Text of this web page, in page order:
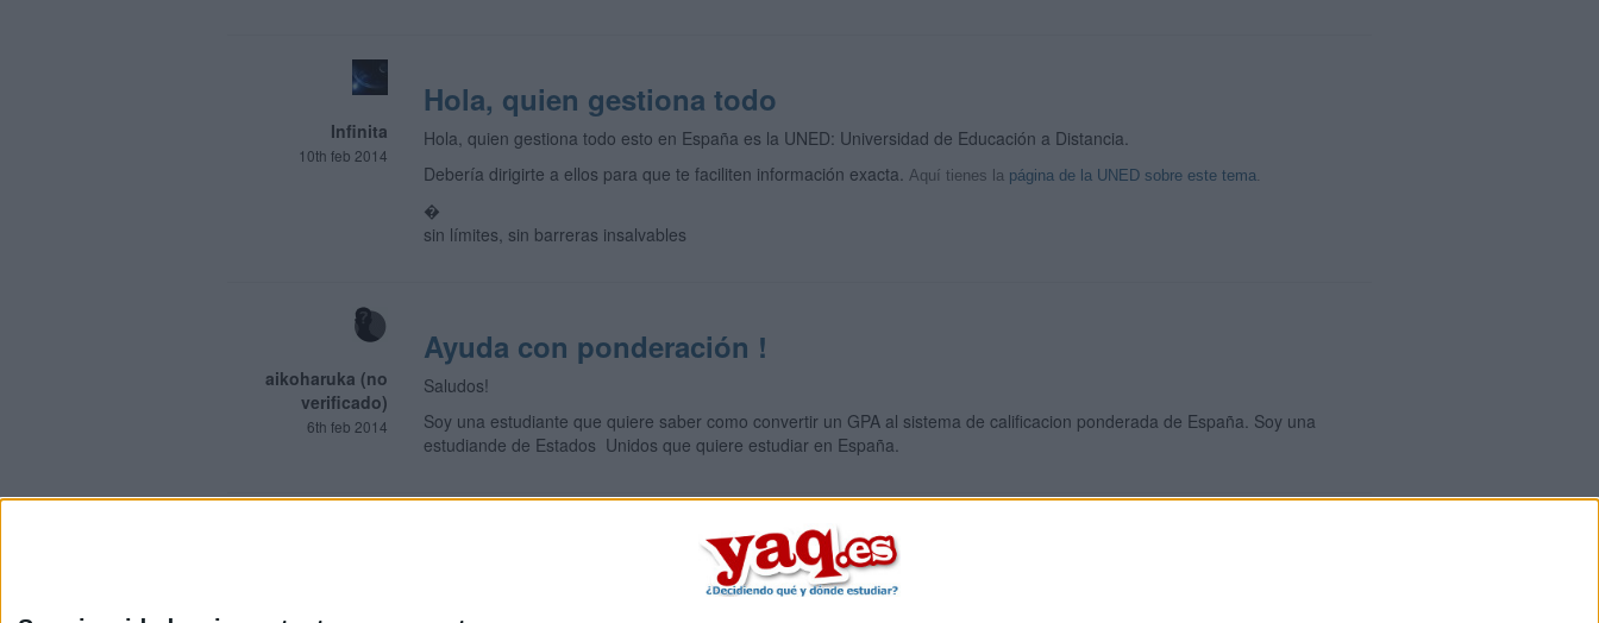
Infinita
10th feb 2014
Hola, quien gestiona todo
Hola, quien gestiona todo esto en España es la UNED: Universidad de Educación a Distancia.
Debería dirigirte a ellos para que te faciliten información exacta.
Aquí tienes la página de la UNED sobre este tema
�
sin límites, sin barreras insalvables
aikoharuka (no
verificado)
6th feb 2014
Ayuda con ponderación !
Saludos!
Soy una estudiante que quiere saber como convertir un GPA al sistema de calificacion ponderada de España. Soy una
estudiande de Estados Unidos que quiere estudiar en España.